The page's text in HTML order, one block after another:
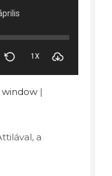
1X
window |
a